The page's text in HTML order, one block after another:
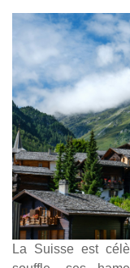
La Suisse est